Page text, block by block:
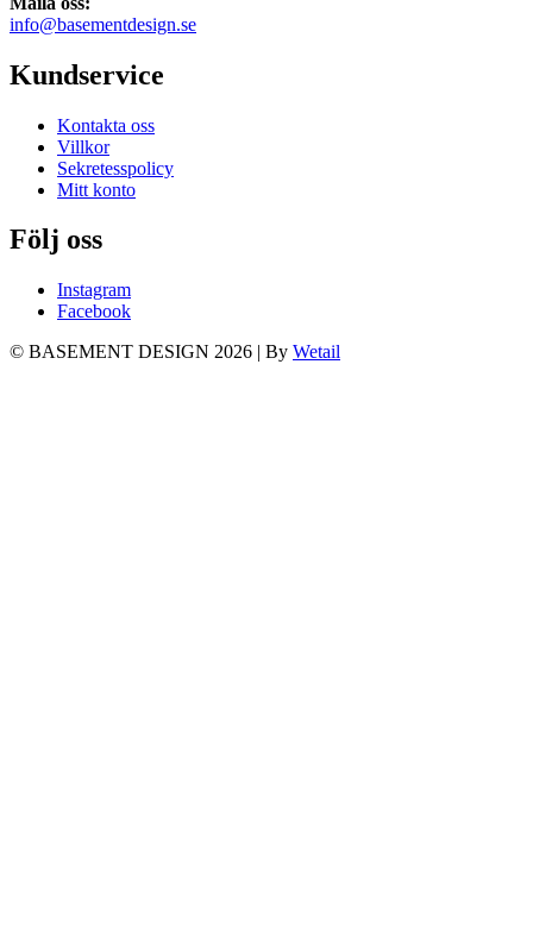
info@basementdesign.se
Kundservice
Kontakta oss
Villkor
Sekretesspolicy
Mitt konto
Följ oss
Instagram
Facebook
© BASEMENT DESIGN 2026 | By Wetail